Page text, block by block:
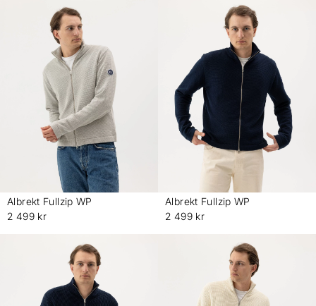
Albrekt Fullzip WP
2 499 kr
Albrekt Fullzip WP
2 499 kr